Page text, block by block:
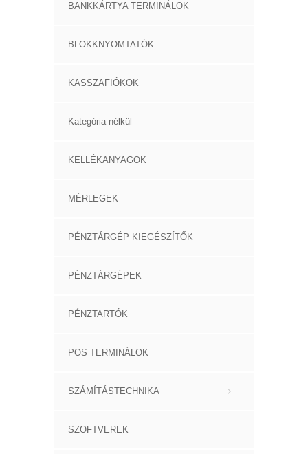
BANKKÁRTYA TERMINÁLOK
BLOKKNYOMTATÓK
KASSZAFIÓKOK
Kategória nélkül
KELLÉKANYAGOK
MÉRLEGEK
PÉNZTÁRGÉP KIEGÉSZÍTŐK
PÉNZTÁRGÉPEK
PÉNZTARTÓK
POS TERMINÁLOK
SZÁMÍTÁSTECHNIKA
SZOFTVEREK